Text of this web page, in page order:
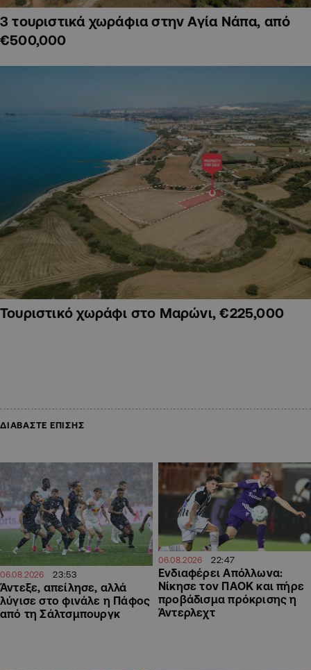
3 τουριστικά χωράφια στην Αγία Νάπα, από
€500,000
Τουριστικό χωράφι στο Μαρώνι, €225,000
ΔΙΑΒΑΣΤΕ ΕΠΙΣΗΣ
06.08.2026 23:53
Άντεξε, απείλησε, αλλά
λύγισε στο φινάλε η Πάφος
από τη Σάλτσμπουργκ
06.08.2026 22:47
Ενδιαφέρει Απόλλωνα:
Νίκησε τον ΠΑΟΚ και πήρε
προβάδισμα πρόκρισης η
Άντερλεχτ